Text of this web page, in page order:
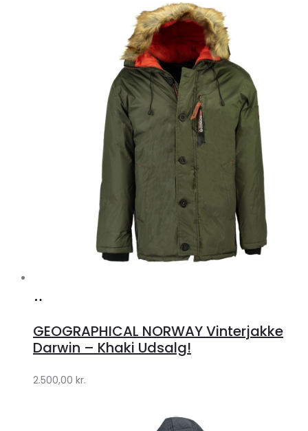
Klædeskabet.dk
GEOGRAPHICAL NORWAY Vinterjakke
Darwin – Khaki Udsalg!
2.500,00 kr.